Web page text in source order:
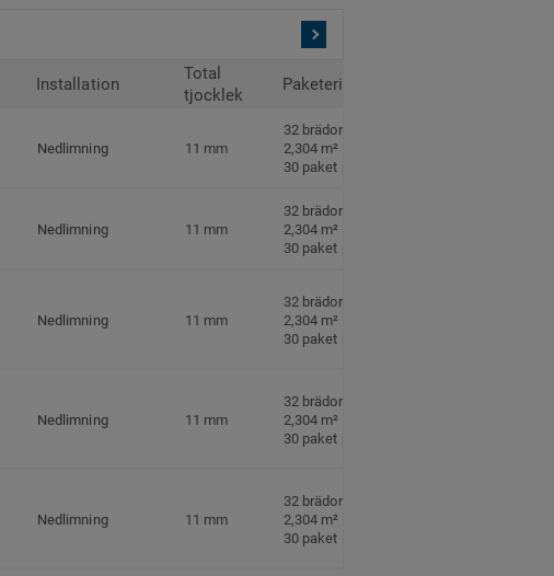
Installation
Total
tjocklek
Paketering
Nedlimning 11 mm
32 brädor per paket
2,304 m² per paket
30 paket per pall
Nedlimning 11 mm
32 brädor per paket
2,304 m² per paket
30 paket per pall
Nedlimning 11 mm
32 brädor per paket
2,304 m² per paket
30 paket per pall
Nedlimning 11 mm
32 brädor per paket
2,304 m² per paket
30 paket per pall
Nedlimning 11 mm
32 brädor per paket
2,304 m² per paket
30 paket per pall